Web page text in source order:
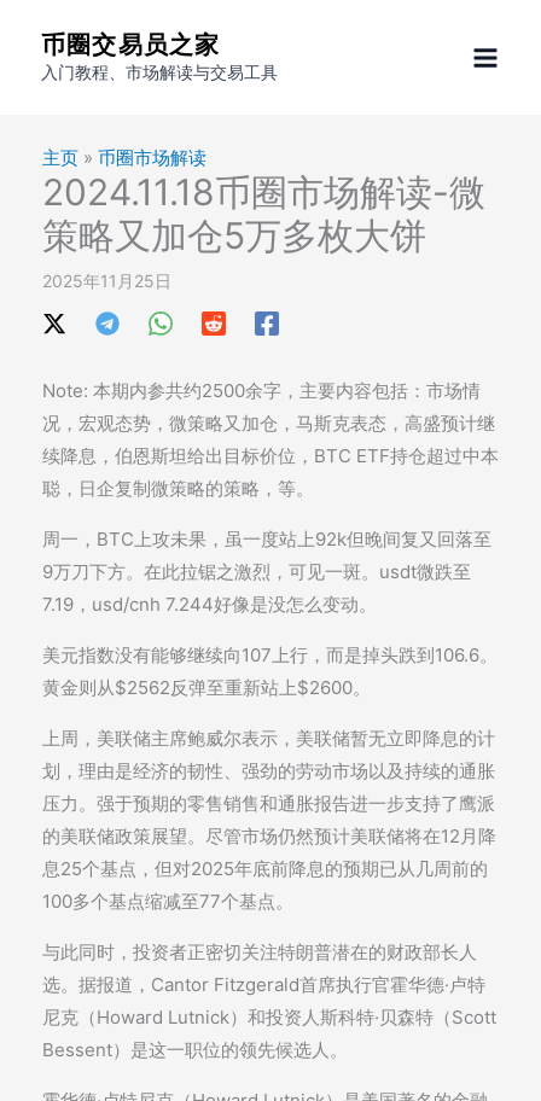
币圈交易员之家
入门教程、市场解读与交易工具
主页 » 币圈市场解读
2024.11.18币圈市场解读-微
策略又加仓5万多枚大饼
2025年11月25日
Note: 本期内参共约2500余字，主要内容包括：市场情
况，宏观态势，微策略又加仓，马斯克表态，高盛预计继
续降息，伯恩斯坦给出目标价位，BTC ETF持仓超过中本
聪，日企复制微策略的策略，等。
周一，BTC上攻未果，虽一度站上92k但晚间复又回落至
9万刀下方。在此拉锯之激烈，可见一斑。usdt微跌至
7.19，usd/cnh 7.244好像是没怎么变动。
美元指数没有能够继续向107上行，而是掉头跌到106.6。
黄金则从$2562反弹至重新站上$2600。
上周，美联储主席鲍威尔表示，美联储暂无立即降息的计
划，理由是经济的韧性、强劲的劳动市场以及持续的通胀
压力。强于预期的零售销售和通胀报告进一步支持了鹰派
的美联储政策展望。尽管市场仍然预计美联储将在12月降
息25个基点，但对2025年底前降息的预期已从几周前的
100多个基点缩减至77个基点。
与此同时，投资者正密切关注特朗普潜在的财政部长人
选。据报道，Cantor Fitzgerald首席执行官霍华德·卢特
尼克（Howard Lutnick）和投资人斯科特·贝森特（Scott
Bessent）是这一职位的领先候选人。